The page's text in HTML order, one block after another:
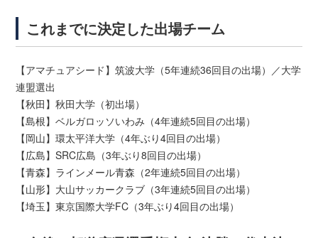
これまでに決定した出場チーム
【アマチュアシード】筑波大学（5年連続36回目の出場）／大学
連盟選出
【秋田】秋田大学（初出場）
【島根】ベルガロッソいわみ（4年連続5回目の出場）
【岡山】環太平洋大学（4年ぶり4回目の出場）
【広島】SRC広島（3年ぶり8回目の出場）
【青森】ラインメール青森（2年連続5回目の出場）
【山形】大山サッカークラブ（3年連続5回目の出場）
【埼玉】東京国際大学FC（3年ぶり4回目の出場）